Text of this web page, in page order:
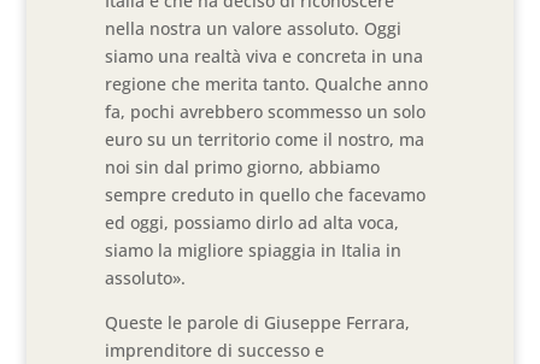
nella nostra un valore assoluto. Oggi
siamo una realtà viva e concreta in una
regione che merita tanto. Qualche anno
fa, pochi avrebbero scommesso un solo
euro su un territorio come il nostro, ma
noi sin dal primo giorno, abbiamo
sempre creduto in quello che facevamo
ed oggi, possiamo dirlo ad alta voca,
siamo la migliore spiaggia in Italia in
assoluto».
Queste le parole di Giuseppe Ferrara,
imprenditore di successo e